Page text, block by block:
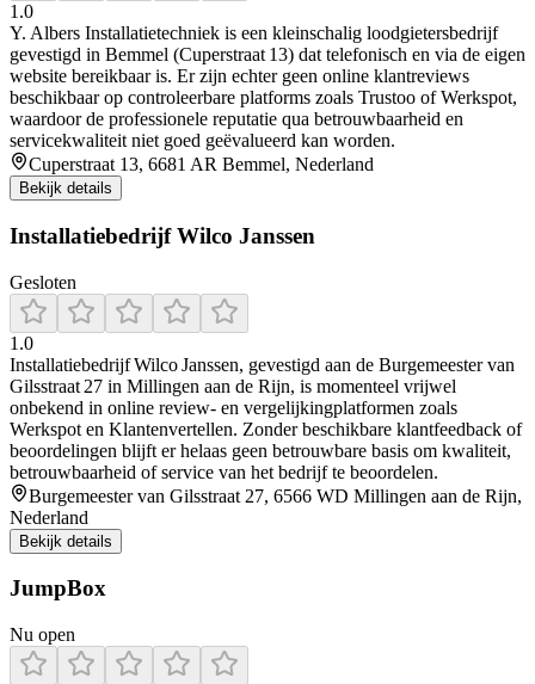
1.0
Y. Albers Installatietechniek is een kleinschalig loodgietersbedrijf
gevestigd in Bemmel (Cuperstraat 13) dat telefonisch en via de eigen
website bereikbaar is. Er zijn echter geen online klantreviews
beschikbaar op controleerbare platforms zoals Trustoo of Werkspot,
waardoor de professionele reputatie qua betrouwbaarheid en
servicekwaliteit niet goed geëvalueerd kan worden.
Cuperstraat 13, 6681 AR Bemmel, Nederland
Bekijk details
Installatiebedrijf Wilco Janssen
Gesloten
1.0
Installatiebedrijf Wilco Janssen, gevestigd aan de Burgemeester van
Gilsstraat 27 in Millingen aan de Rijn, is momenteel vrijwel
onbekend in online review- en vergelijkingplatformen zoals
Werkspot en Klantenvertellen. Zonder beschikbare klantfeedback of
beoordelingen blijft er helaas geen betrouwbare basis om kwaliteit,
betrouwbaarheid of service van het bedrijf te beoordelen.
Burgemeester van Gilsstraat 27, 6566 WD Millingen aan de Rijn,
Nederland
Bekijk details
JumpBox
Nu open